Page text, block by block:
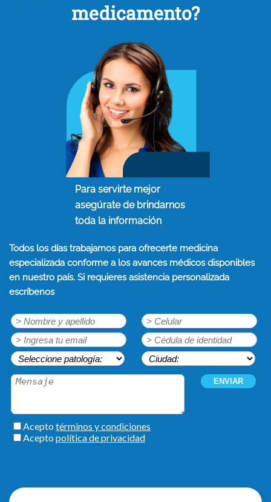
medicamento?
Para servirte mejor
asegúrate de brindarnos
toda la información
Todos los días trabajamos para ofrecerte medicina
especializada conforme a los avances médicos disponibles
en nuestro país. Si requieres asistencia personalizada
escríbenos